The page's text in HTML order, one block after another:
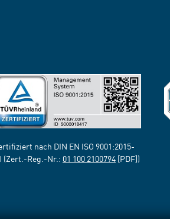
nach DIN EN ISO 9001:2015-
(Zert.-Reg.-Nr.: 01 100 2100794 [PDF])